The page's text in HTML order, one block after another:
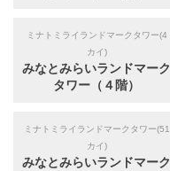
ミナトミライランドマークタワー(4
カイ)
みなとみらいランドマーク
タワー（４階）
ミナトミライランドマークタワー(51
カイ)
みなとみらいランドマーク